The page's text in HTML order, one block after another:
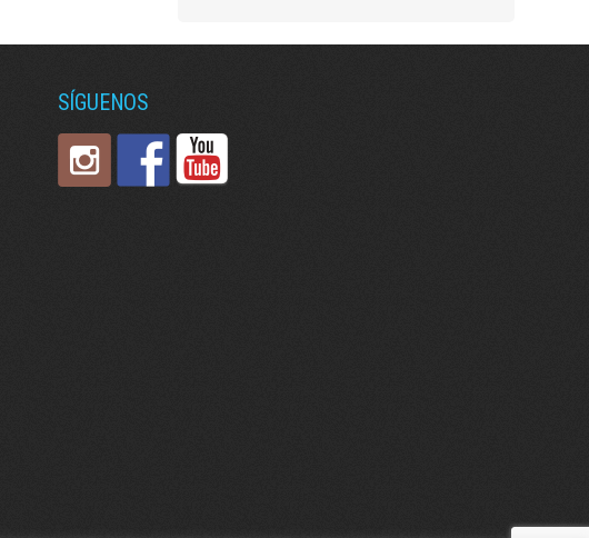
SÍGUENOS